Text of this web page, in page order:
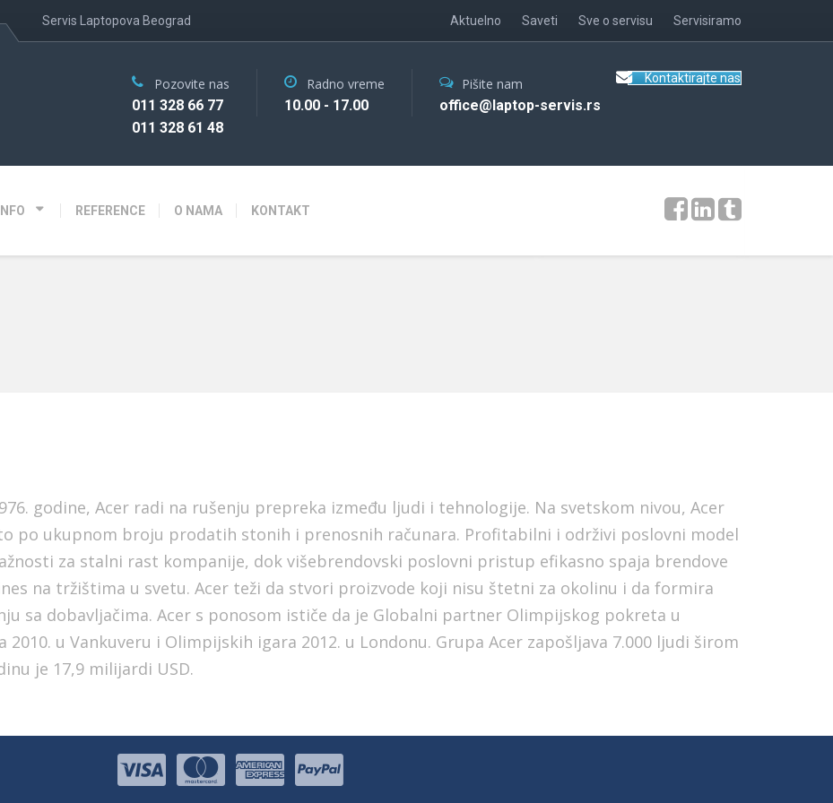
Servis Laptopova Beograd Aktuelno Saveti Sve o servisu Servisiramo
INFO REFERENCE O NAMA KONTAKT
Pozovite nas
011 328 66 77
011 328 61 48
Radno vreme
10.00 - 17.00
Pišite nam
office@laptop-servis.rs
Kontaktirajte nas
godine, Acer radi na rušenju prepreka između ljudi i tehnologije. Na svetskom nivou, Acer
po ukupnom broju prodatih stonih i prenosnih računara. Profitabilni i održivi poslovni model
za stalni rast kompanije, dok višebrendovski poslovni pristup efikasno spaja brendove
na tržištima u svetu. Acer teži da stvori proizvode koji nisu štetni za okolinu i da formira
sa dobavljačima. Acer s ponosom ističe da je Globalni partner Olimpijskog pokreta u
u Vankuveru i Olimpijskih igara 2012. u Londonu. Grupa Acer zapošljava 7.000 ljudi širom
je 17,9 milijardi USD.